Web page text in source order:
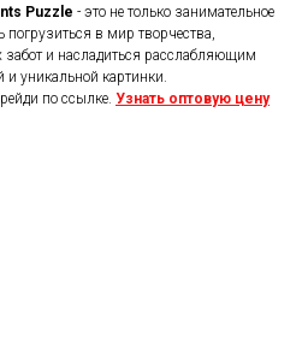
Puzzle - это не только занимательное
в мир творчества,
забот и насладиться расслабляющим
и уникальной картинки.
по ссылке. Узнать оптовую цену